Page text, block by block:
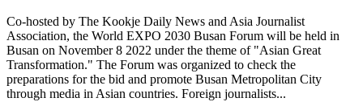
Co-hosted by The Kookje Daily News and Asia Journalist
Association, the World EXPO 2030 Busan Forum will be held in
Busan on November 8 2022 under the theme of "Asian Great
Transformation." The Forum was organized to check the
preparations for the bid and promote Busan Metropolitan City
through media in Asian countries. Foreign journalists...